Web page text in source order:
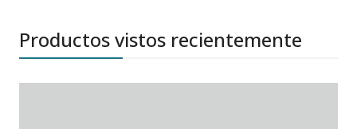
Productos vistos recientemente